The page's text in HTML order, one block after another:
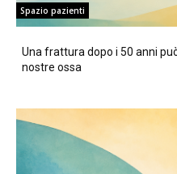
Spazio pazienti
Una frattura dopo i 50 anni
nostre ossa